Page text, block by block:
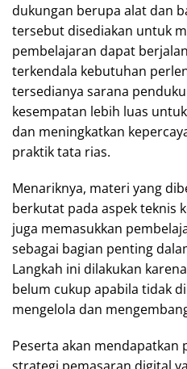
dukungan berupa alat dan
tersebut disediakan untuk
pembelajaran dapat
terkendala kebutuhan
tersedianya sarana
kesempatan lebih luas
dan meningkatkan
praktik tata rias.
Menariknya, materi yang
berkutat pada aspek teknis
juga memasukkan
sebagai bagian penting
Langkah ini dilakukan
belum cukup apabila tidak
mengelola dan
Peserta akan mendapatkan